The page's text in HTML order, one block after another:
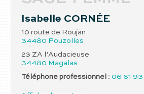
Isabelle CORNÉE
10 route de Roujan
34480 Pouzolles
23 ZA l’Audacieuse
34480 Magalas
Téléphone professionnel : 06 61 93